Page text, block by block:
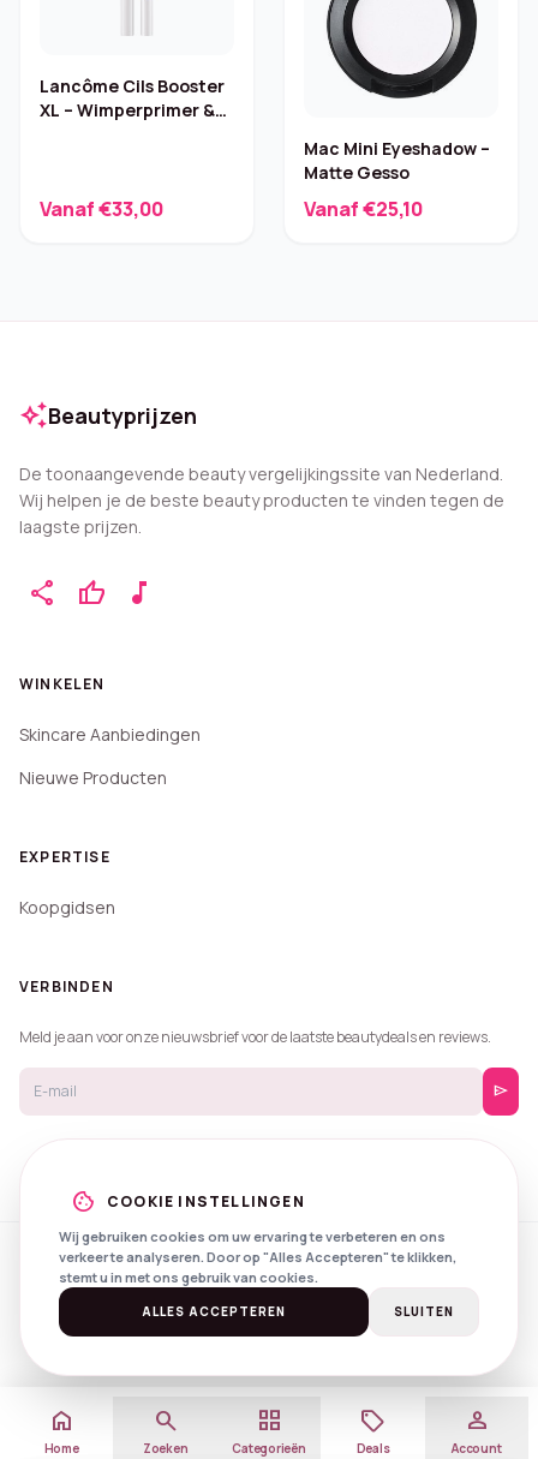
home
Home
search
Zoeken
grid_view
Categorieën
local_offer
Deals
person
Account
Lancôme Cils Booster
XL – Wimperprimer &
Vanaf €33,00
Mac Mini Eyeshadow –
Matte Gesso
Vanaf €25,10
auto_awesomeBeautyprijzen
De toonaangevende beauty vergelijkingssite van Nederland.
Wij helpen je de beste beauty producten te vinden tegen de
laagste prijzen.
share thumb_up music_note
WINKELEN
Skincare Aanbiedingen
Nieuwe Producten
EXPERTISE
Koopgidsen
VERBINDEN
Meld je aan voor onze nieuwsbrief voor de laatste beautydeals en reviews.
send
© 2026 Beautyprijzen.
Created with
byNXS Digital
SpotlightsPrivacyVoorwaarden
cookie COOKIE INSTELLINGEN
Wij gebruiken cookies om uw ervaring te verbeteren en ons
verkeer te analyseren. Door op "Alles Accepteren" te klikken,
stemt u in met ons gebruik van cookies.
ALLES ACCEPTEREN SLUITEN